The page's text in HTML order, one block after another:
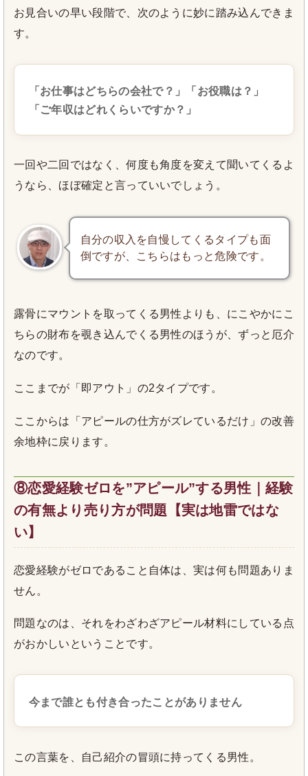
お見合いの早い段階で、次のように妙に踏み込んできま
す。
「お仕事はどちらの会社で？」「お役職は？」
「ご年収はどれくらいですか？」
一回や二回ではなく、何度も角度を変えて聞いてくるよ
うなら、ほぼ確定と言っていいでしょう。
自分の収入を自慢してくるタイプも面
倒ですが、こちらはもっと危険です。
露骨にマウントを取ってくる男性よりも、にこやかにこ
ちらの財布を覗き込んでくる男性のほうが、ずっと厄介
なのです。
ここまでが「即アウト」の2タイプです。
ここからは「アピールの仕方がズレているだけ」の改善
余地枠に戻ります。
⑧恋愛経験ゼロを”アピール”する男性｜経験
の有無より売り方が問題【実は地雷ではな
い】
恋愛経験がゼロであること自体は、実は何も問題ありま
せん。
問題なのは、それをわざわざアピール材料にしている点
がおかしいということです。
今まで誰とも付き合ったことがありません
この言葉を、自己紹介の冒頭に持ってくる男性。